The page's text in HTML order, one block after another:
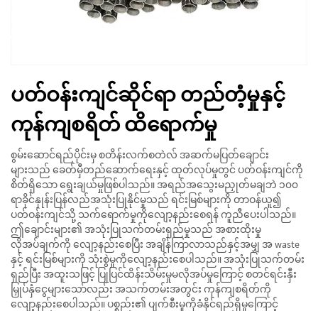
ပတ်ဝန်းကျင်ဆိုင်ရာ တည်တံ့မှုနှင့်
ကုန်ကျစရိတ် ထိရောက်မှု
စွမ်းဆောင်ရည်ပိုင်းမှ စတိန်းလက်စတဲလ် အဆက်မပြတ်ချောင်း
များသည် ခေတ်မှီတည်ဆောက်ရေးနှင့် ထုတ်လုပ်မှုတွင် ပတ်ဝန်းကျင်ကို
စိတ်ရှိသော ရွေးချယ်မှုဖြစ်ပါသည်။ အရည်အသွေးမညှုတ်မချဘဲ ၁၀၀
ရာခိုင်နှုန်းပြန်လည်အသုံးပြုနိုင်မှုသည် ရင်းမြစ်များကို တာဝန်ယူ၍
ပတ်ဝန်းကျင်သို့ သက်ရောက်မှုကိုလျော့နည်းစေရန် ကူညီပေးပါသည်။
ဤချောင်းများ၏ အသုံးပြုသက်တမ်းရှည်မှုသည် အစားထိုးမှု
လိုအပ်ချက်ကို လျော့နည်းစေပြီး အချိန်ကြာလာသည်နှင့်အမျှ အ waste
နှင့် ရင်းမြစ်များကို သုံးစွဲမှုကိုလျော့နည်းစေပါသည်။ အသုံးပြုသက်တမ်း
ရှည်ပြီး အထူးသဖြင့် ပြုပြင်ထိန်းသိမ်းမှုမလိုအပ်မှုကြောင့် စတင်ရင်းနှီး
မြှုပ်နှံငွေများသော်လည်း အသက်တမ်းအတွင်း ကုန်ကျစရိတ်ကို
လျော့နည်းစေပါသည်။ ပစ္စည်း၏ ပျက်စီးမှုကိုခံနိုင်ရည်ရှိမှုကြောင့်